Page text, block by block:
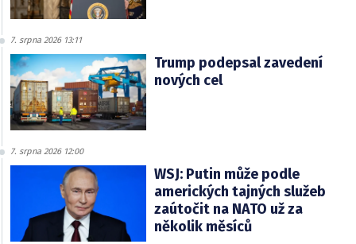
7. srpna 2026 13:11
Trump podepsal zavedení
nových cel
7. srpna 2026 12:00
WSJ: Putin může podle
amerických tajných služeb
zaútočit na NATO už za
několik měsíců